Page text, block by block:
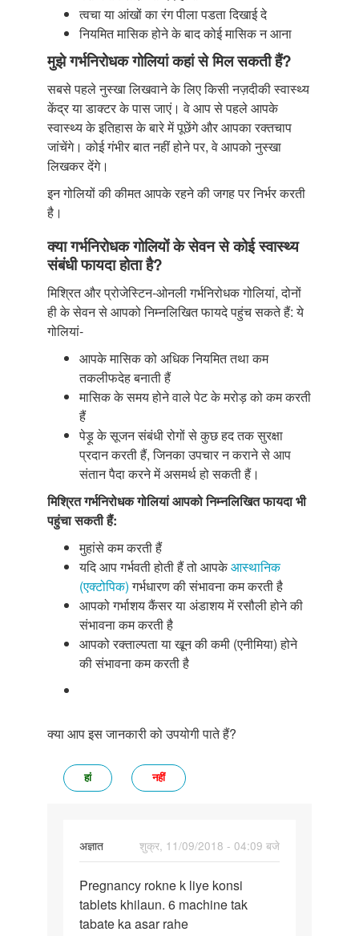
त्वचा या आंखों का रंग पीला पडता दिखाई दे
नियमित मासिक होने के बाद कोई मासिक न आना
मुझे गर्भनिरोधक गोलियां कहां से मिल सकती हैं?
सबसे पहले नुस्खा लिखवाने के लिए किसी नज़दीकी स्वास्थ्य
केंद्र या डाक्टर के पास जाएं। वे आप से पहले आपके
स्वास्थ्य के इतिहास के बारे में पूछेंगे और आपका रक्तचाप
जांचेंगे। कोई गंभीर बात नहीं होने पर, वे आपको नुस्खा
लिखकर देंगे।
इन गोलियों की कीमत आपके रहने की जगह पर निर्भर करती
है।
क्या गर्भनिरोधक गोलियों के सेवन से कोई स्वास्थ्य
संबंधी फायदा होता है?
मिश्रित और प्रोजेस्टिन-ओनली गर्भनिरोधक गोलियां, दोनों
ही के सेवन से आपको निम्नलिखित फायदे पहुंच सकते हैं: ये
गोलियां-
आपके मासिक को अधिक नियमित तथा कम
तकलीफदेह बनाती हैं
मासिक के समय होने वाले पेट के मरोड़ को कम करती
हैं
पेड़ू के सूजन संबंधी रोगों से कुछ हद तक सुरक्षा
प्रदान करती हैं, जिनका उपचार न कराने से आप
संतान पैदा करने में असमर्थ हो सकती हैं।
मिश्रित गर्भनिरोधक गोलियां आपको निम्नलिखित फायदा भी
पहुंचा सकती हैं:
मुहांसे कम करती हैं
यदि आप गर्भवती होती हैं तो आपकेआस्थानिक
(एक्टोपिक)गर्भधारण की संभावना कम करती है
आपको गर्भाशय कैंसर या अंडाशय में रसौली होने की
संभावना कम करती है
आपको रक्ताल्पता या खून की कमी (एनीमिया) होने
की संभावना कम करती है
क्या आप इस जानकारी को उपयोगी पाते हैं?
हां नहीं
अज्ञात
शुक्र, 11/09/2018 - 04:09 बजे
Pregnancy
rokne
k
Pregnancy rokne k liye konsi
tablets khilaun. 6 machine tak
tabate ka asar rahe